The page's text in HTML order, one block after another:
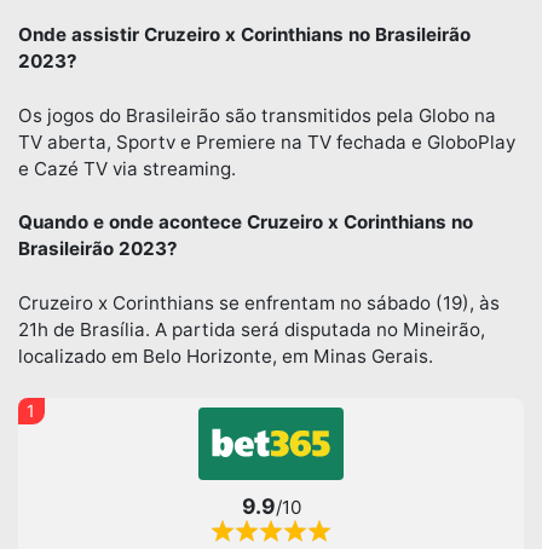
Onde assistir Cruzeiro x Corinthians no Brasileirão
2023?
Os jogos do Brasileirão são transmitidos pela Globo na
TV aberta, Sportv e Premiere na TV fechada e GloboPlay
e Cazé TV via streaming.
Quando e onde acontece Cruzeiro x Corinthians no
Brasileirão 2023?
Cruzeiro x Corinthians se enfrentam no sábado (19), às
21h de Brasília. A partida será disputada no Mineirão,
localizado em Belo Horizonte, em Minas Gerais.
1
9.9/10